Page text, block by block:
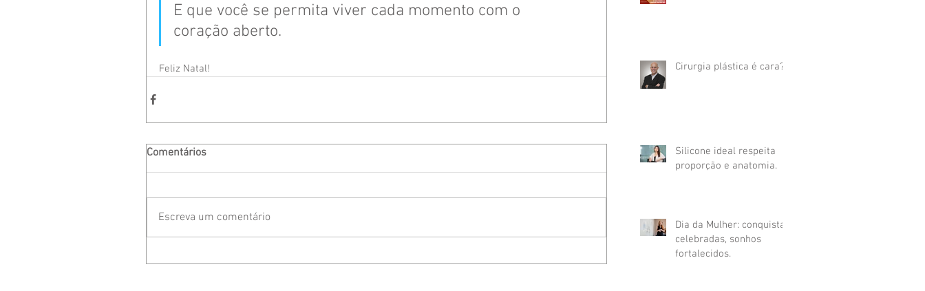
E que você se permita viver cada momento com o
coração aberto.
Feliz Natal!
Comentários
Escreva um comentário
Cirurgia plástica é cara?
Silicone ideal respeita
proporção e anatomia.
Dia da Mulher: conquistas
celebradas, sonhos
fortalecidos.